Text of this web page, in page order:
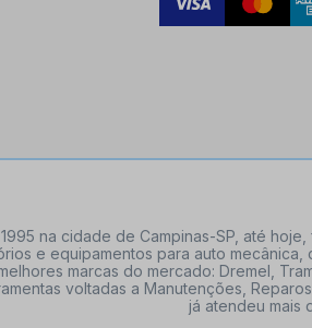
na cidade de Campinas-SP, até
e equipamentos para auto
marcas do mercado: Dremel,
voltadas a Manutenções,
já atendeu mais